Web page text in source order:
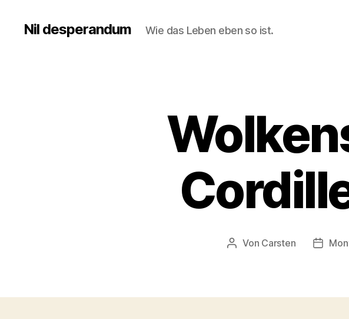
Nil desperandum Wie das Leben eben so ist.
Beitragsautor
Von Carsten